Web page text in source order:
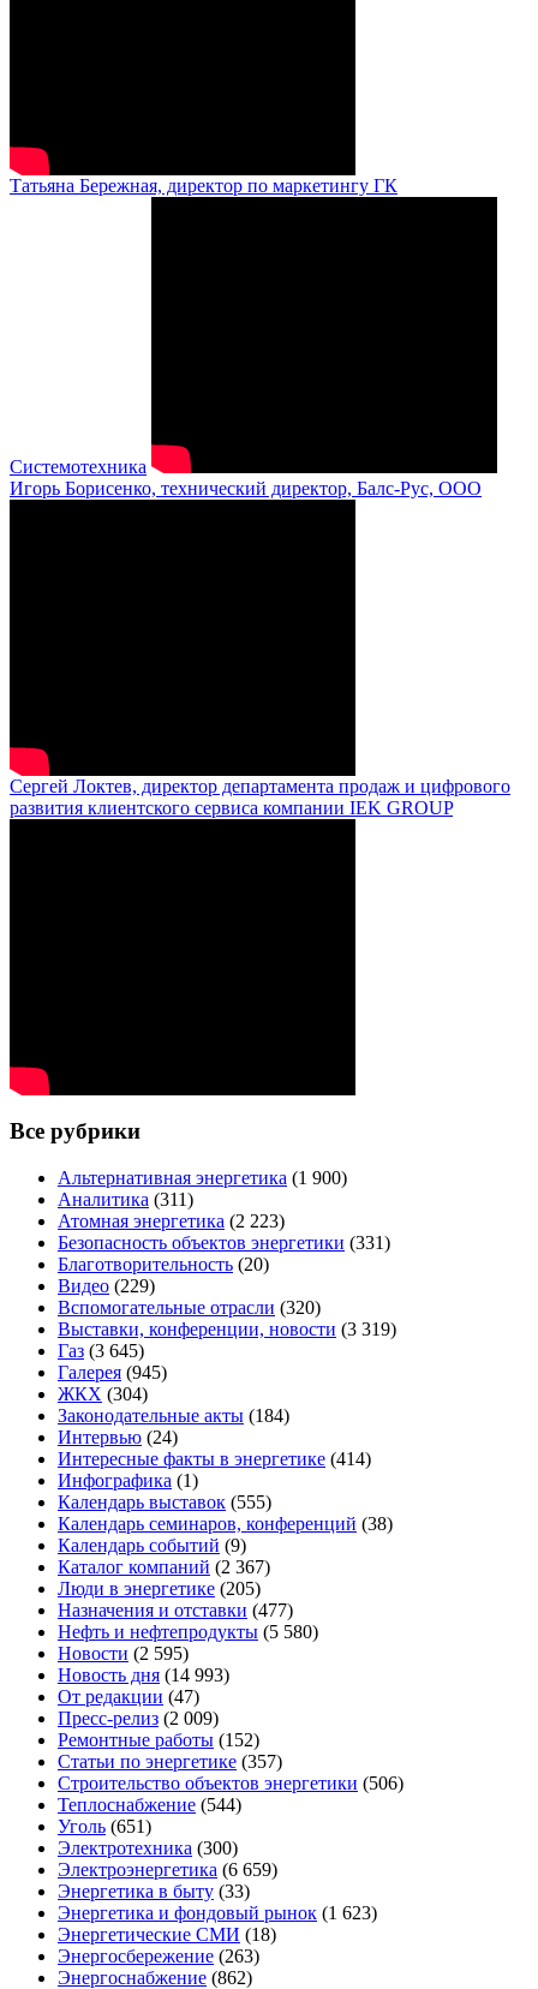
Татьяна Бережная, директор по маркетингу ГК
Системотехника
Игорь Борисенко, технический директор, Балс-Рус, ООО
Сергей Локтев, директор департамента продаж и цифрового
развития клиентского сервиса компании IEK GROUP
Все рубрики
Альтернативная энергетика (1 900)
Аналитика (311)
Атомная энергетика (2 223)
Безопасность объектов энергетики (331)
Благотворительность (20)
Видео (229)
Вспомогательные отрасли (320)
Выставки, конференции, новости (3 319)
Газ (3 645)
Галерея (945)
ЖКХ (304)
Законодательные акты (184)
Интервью (24)
Интересные факты в энергетике (414)
Инфографика (1)
Календарь выставок (555)
Календарь семинаров, конференций (38)
Календарь событий (9)
Каталог компаний (2 367)
Люди в энергетике (205)
Назначения и отставки (477)
Нефть и нефтепродукты (5 580)
Новости (2 595)
Новость дня (14 993)
От редакции (47)
Пресс-релиз (2 009)
Ремонтные работы (152)
Статьи по энергетике (357)
Строительство объектов энергетики (506)
Теплоснабжение (544)
Уголь (651)
Электротехника (300)
Электроэнергетика (6 659)
Энергетика в быту (33)
Энергетика и фондовый рынок (1 623)
Энергетические СМИ (18)
Энергосбережение (263)
Энергоснабжение (862)